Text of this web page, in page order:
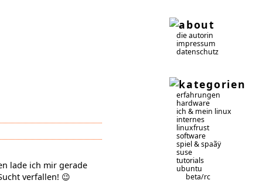
lade ich mir gerade
verfallen! 😉
die autorin
impressum
datenschutz
erfahrungen
hardware
ich & mein linux
internes
linuxfrust
software
spiel & spaãÿ
suse
tutorials
ubuntu
beta/rc